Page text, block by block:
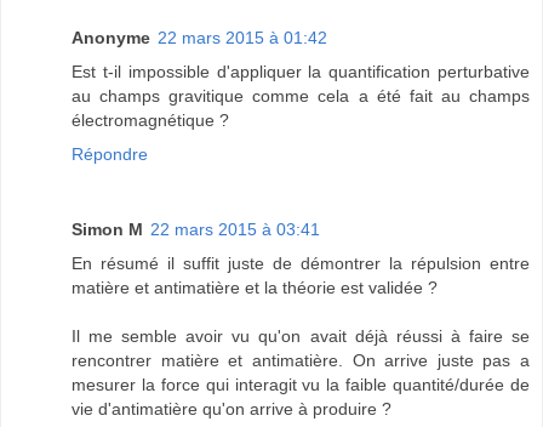
Anonyme 22 mars 2015 à 01:42
Est t-il impossible d'appliquer la quantification perturbative
au champs gravitique comme cela a été fait au champs
électromagnétique ?
Répondre
Simon M 22 mars 2015 à 03:41
En résumé il suffit juste de démontrer la répulsion entre
matière et antimatière et la théorie est validée ?
Il me semble avoir vu qu'on avait déjà réussi à faire se
rencontrer matière et antimatière. On arrive juste pas a
mesurer la force qui interagit vu la faible quantité/durée de
vie d'antimatière qu'on arrive à produire ?